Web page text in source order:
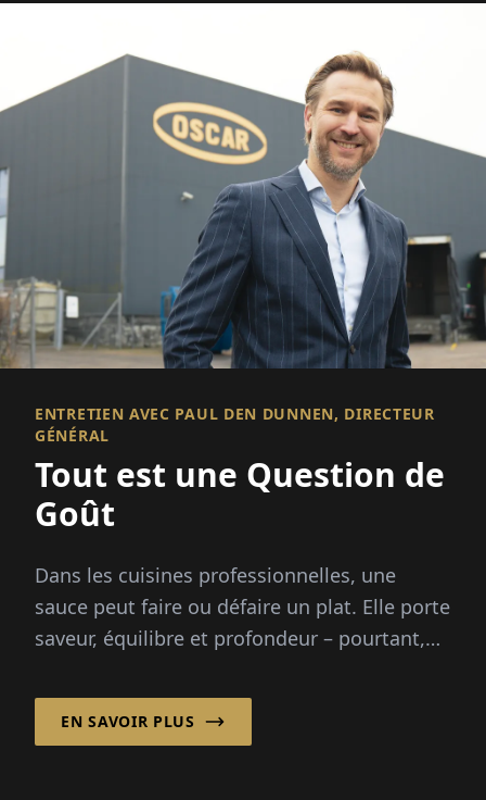
ENTRETIEN AVEC PAUL DEN DUNNEN, DIRECTEUR
GÉNÉRAL
Tout est une Question de
Goût
Dans les cuisines professionnelles, une
sauce peut faire ou défaire un plat. Elle porte
saveur, équilibre et profondeur – pourtant,
des heures...
EN SAVOIR PLUS